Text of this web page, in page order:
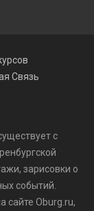
Связь
с
зарисовки о
событий.
сайте Oburg.ru,